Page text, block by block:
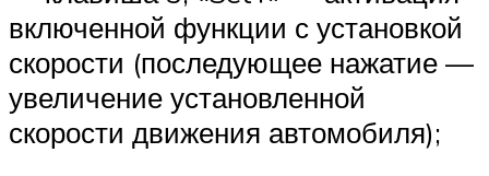
включенной функции с установкой
скорости (последующее нажатие —
увеличение установленной
скорости движения автомобиля);